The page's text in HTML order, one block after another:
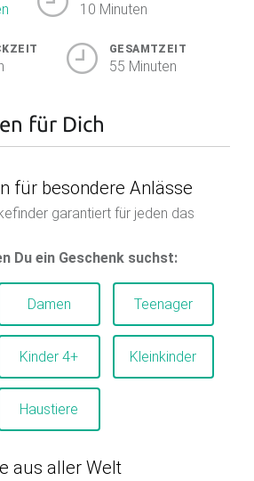
10 Minuten
GESAMTZEIT
55 Minuten
für Dich
für besondere Anlässe
garantiert für jeden das
Du ein Geschenk suchst:
Damen Teenager
Kinder 4+ Kleinkinder
Haustiere
aus aller Welt